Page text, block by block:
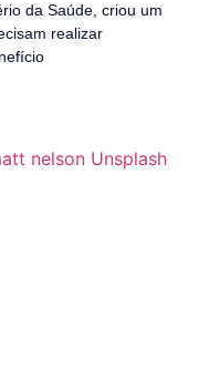
da Saúde, criou um
realizar